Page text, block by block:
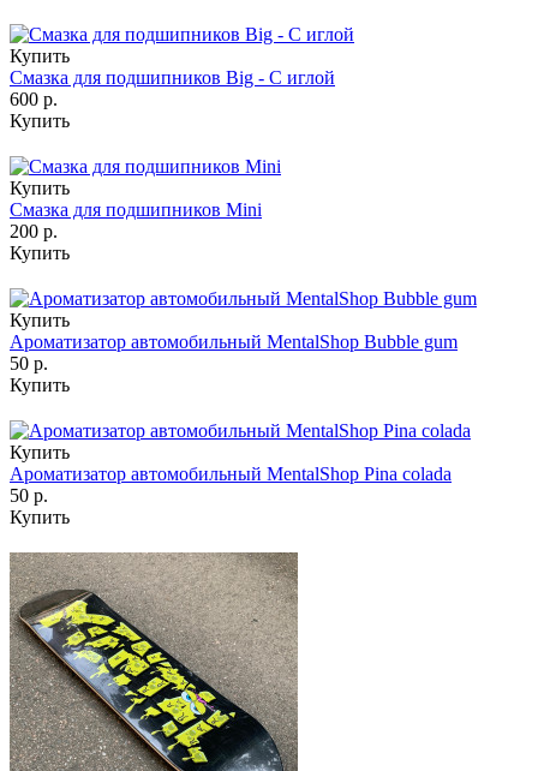
Купить
Смазка для подшипников Big - С иглой
600 р.
Купить
Купить
Смазка для подшипников Mini
200 р.
Купить
Купить
Ароматизатор автомобильный MentalShop Bubble gum
50 р.
Купить
Купить
Ароматизатор автомобильный MentalShop Pina colada
50 р.
Купить